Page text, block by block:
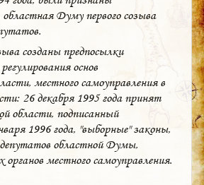
Думу первого созыва
созданы предпосылки
основ
местного самоуправления в
26 декабря 1995 года принят
области, подписанный
1996 года, "выборные" законы,
депутатов областной Думы,
органов местного самоуправления.